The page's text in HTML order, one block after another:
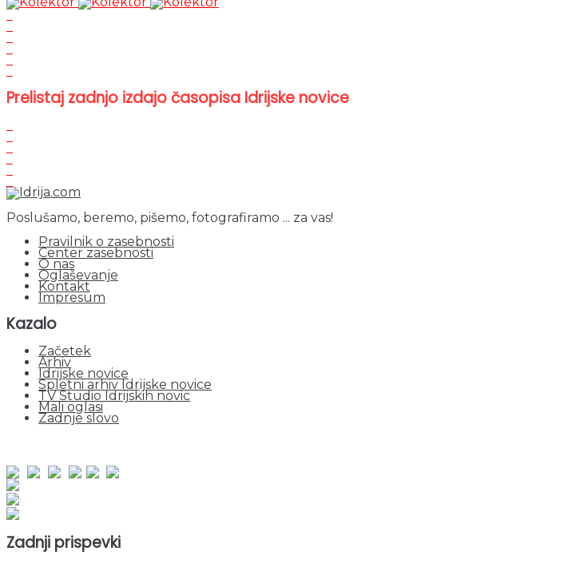
Prelistaj zadnjo izdajo časopisa Idrijske novice
Poslušamo, beremo, pišemo, fotografiramo ... za vas!
Pravilnik o zasebnosti
Center zasebnosti
O nas
Oglaševanje
Kontakt
Impresum
Kazalo
Začetek
Arhiv
Idrijske novice
Spletni arhiv Idrijske novice
TV Studio Idrijskih novic
Mali oglasi
Zadnje slovo
Zadnji prispevki